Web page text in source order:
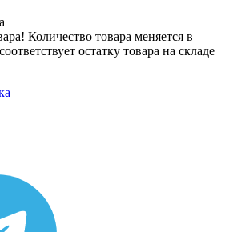
Количество товара меняется в
остатку товара на складе